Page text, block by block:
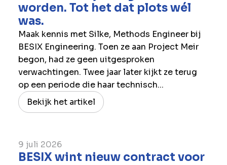
worden. Tot het dat plots wél
was.
Maak kennis met Silke, Methods Engineer bij
BESIX Engineering. Toen ze aan Project Meir
begon, had ze geen uitgesproken
verwachtingen. Twee jaar later kijkt ze terug
op een periode die haar technisch...
Bekijk het artikel
9 juli 2026
BESIX wint nieuw contract voor